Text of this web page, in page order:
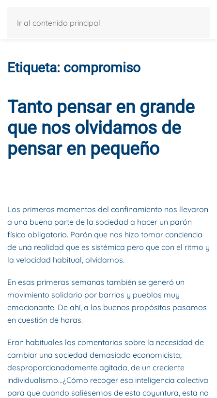
Ir al contenido principal
Etiqueta: compromiso
Tanto pensar en grande
que nos olvidamos de
pensar en pequeño
Los primeros momentos del confinamiento nos llevaron
a una buena parte de la sociedad a hacer un parón
físico obligatorio. Parón que nos hizo tomar conciencia
de una realidad que es sistémica pero que con el ritmo y
la velocidad habitual, olvidamos.
En esas primeras semanas también se generó un
movimiento solidario por barrios y pueblos muy
emocionante. De ahí, a los buenos propósitos pasamos
en cuestión de horas.
Eran habituales los comentarios sobre la necesidad de
cambiar una sociedad demasiado economicista,
desproporcionadamente agitada, de un creciente
individualismo…¿Cómo recoger esa inteligencia colectiva
para que cuando saliésemos de esta coyuntura, esta no